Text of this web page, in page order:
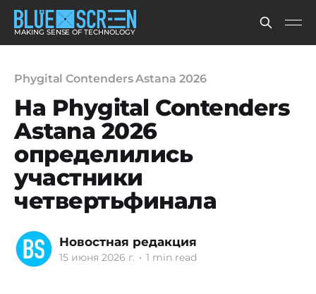
MAKING SENSE OF TECHNOLOGY
Phygital Contenders Astana 2026
На Phygital Contenders
Astana 2026
определились
участники
четвертьфинала
Новостная редакция
15 июня 2026 г. • 1 min read